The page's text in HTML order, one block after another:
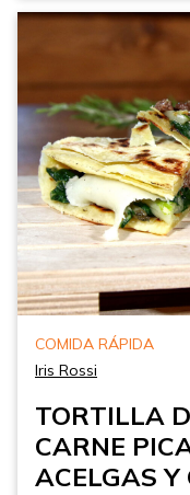
COMIDA RÁPIDA
Iris Rossi
TORTILLA
CARNE
ACELGAS Y